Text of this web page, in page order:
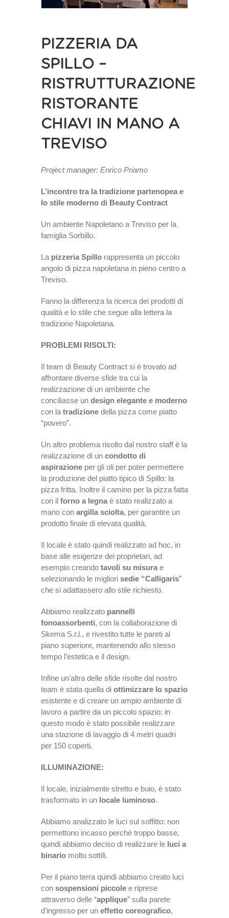
PIZZERIA DA
SPILLO –
RISTRUTTURAZIONE
RISTORANTE
CHIAVI IN MANO A
TREVISO
Project manager: Enrico Priamo
L’incontro tra la tradizione partenopea e
lo stile moderno di Beauty Contract
Un ambiente Napoletano a Treviso per la
famiglia Sorbillo.
La pizzeria Spillo rappresenta un piccolo
angolo di pizza napoletana in pieno centro a
Treviso.
Fanno la differenza la ricerca dei prodotti di
qualità e lo stile che segue alla lettera la
tradizione Napoletana.
PROBLEMI RISOLTI:
Il team di Beauty Contract si è trovato ad
affrontare diverse sfide tra cui la
realizzazione di un ambiente che
conciliasse un design elegante e moderno
con la tradizione della pizza come piatto
“povero”.
Un altro problema risolto dal nostro staff è la
realizzazione di un condotto di
aspirazione per gli oli per poter permettere
la produzione del piatto tipico di Spillo: la
pizza fritta. Inoltre il camino per la pizza fatta
con il forno a legna è stato realizzato a
mano con argilla sciolta, per garantire un
prodotto finale di elevata qualità.
Il locale è stato quindi realizzato ad hoc, in
base alle esigenze dei proprietari, ad
esempio creando tavoli su misura e
selezionando le migliori sedie “Calligaris”
che si adattassero allo stile richiesto.
Abbiamo realizzato pannelli
fonoassorbenti, con la collaborazione di
Skema S.r.l., e rivestito tutte le pareti al
piano superiore, mantenendo allo stesso
tempo l’estetica e il design.
Infine un’altra delle sfide risolte dal nostro
team è stata quella di ottimizzare lo spazio
esistente e di creare un ampio ambiente di
lavoro a partire da un piccolo spazio; in
questo modo è stato possibile realizzare
una stazione di lavaggio di 4 metri quadri
per 150 coperti.
ILLUMINAZIONE:
Il locale, inizialmente stretto e buio, è stato
trasformato in un locale luminoso.
Abbiamo analizzato le luci sul soffitto: non
permettono incasso perché troppo basse,
quindi abbiamo deciso di realizzare le luci a
binario molto sottili.
Per il piano terra quindi abbiamo creato luci
con sospensioni piccole e riprese
attraverso delle “applique” sulla parete
d’ingresso per un effetto coreografico,